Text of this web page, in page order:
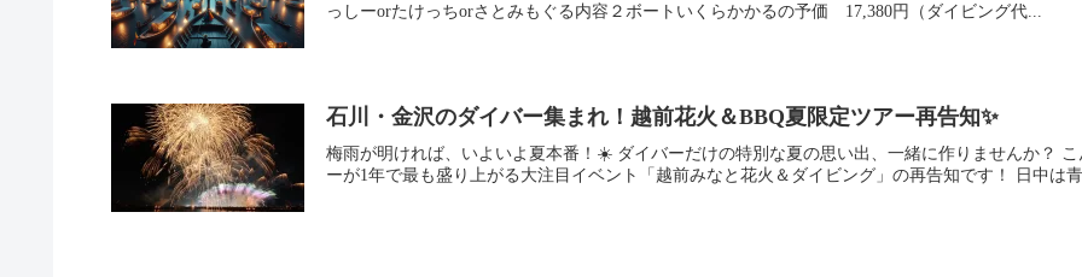
っしーorたけっちorさとみもぐる内容２ボートいくらかかるの予価 17,380円（ダイビング代...
石川・金沢のダイバー集まれ！越前花火＆BBQ夏限定ツアー再告知✨
梅雨が明ければ、いよいよ夏本番！☀️ ダイバーだけの特別な夏の思い出、一緒に作りませんか？
ーが1年で最も盛り上がる大注目イベント「越前みなと花火＆ダイビング」の再告知です！ 日中は